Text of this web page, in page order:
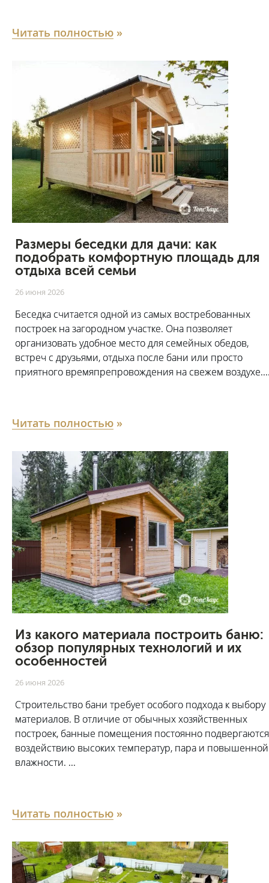
Читать полностью »
Размеры беседки для дачи: как
подобрать комфортную площадь для
отдыха всей семьи
26 июня 2026
Беседка считается одной из самых востребованных
построек на загородном участке. Она позволяет
организовать удобное место для семейных обедов,
встреч с друзьями, отдыха после бани или просто
приятного времяпрепровождения на свежем
Читать полностью »
Из какого материала построить баню:
обзор популярных технологий и их
особенностей
26 июня 2026
Строительство бани требует особого подхода к выбору
материалов. В отличие от обычных хозяйственных
построек, банные помещения постоянно подвергаются
воздействию высоких температур, пара и повышенной
влажности. ...
Читать полностью »